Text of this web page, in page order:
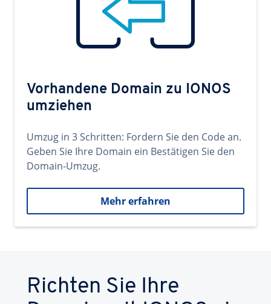
Vorhandene Domain zu IONOS
umziehen
Umzug in 3 Schritten: Fordern Sie den Code an.
Geben Sie Ihre Domain ein Bestätigen Sie den
Domain-Umzug.
Mehr erfahren
Richten Sie Ihre